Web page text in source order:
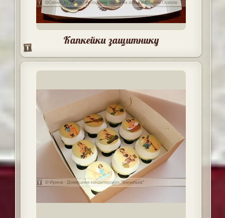
Капкейки защитнику